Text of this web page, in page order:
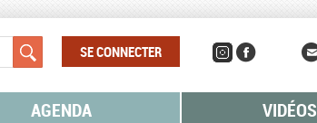
SE CONNECTER
AGENDA VIDÉOS